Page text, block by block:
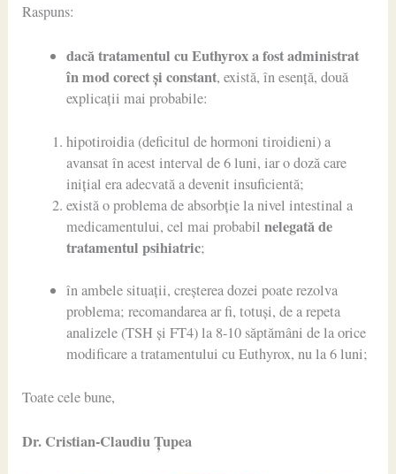
Raspuns:
dacă tratamentul cu Euthyrox a fost administrat
în mod corect și constant, există, în esență, două
explicații mai probabile:
hipotiroidia (deficitul de hormoni tiroidieni) a
avansat în acest interval de 6 luni, iar o doză care
inițial era adecvată a devenit insuficientă;
există o problema de absorbție la nivel intestinal a
medicamentului, cel mai probabil nelegată de
tratamentul psihiatric;
în ambele situații, creșterea dozei poate rezolva
problema; recomandarea ar fi, totuși, de a repeta
analizele (TSH și FT4) la 8-10 săptămâni de la orice
modificare a tratamentului cu Euthyrox, nu la 6 luni;
Toate cele bune,
Dr. Cristian-Claudiu Ţupea